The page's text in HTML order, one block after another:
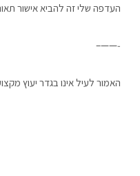
העדפה שלי זה להביא אישור
‐——–
האמור לעיל אינו בגדר יעוץ